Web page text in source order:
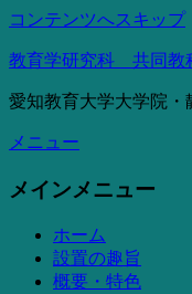
コンテンツへスキップ
教育学研究科 共同教
愛知教育大学大学院・
メニュー
メインメニュー
ホーム
設置の趣旨
概要・特色